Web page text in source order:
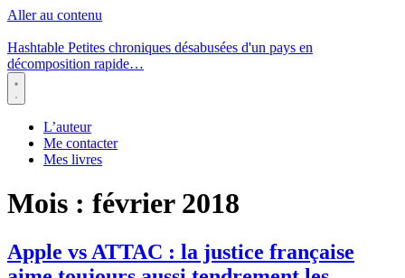
Aller au contenu
Hashtable Petites chroniques désabusées d'un pays en
décomposition rapide…
Menu
L’auteur
Me contacter
Mes livres
Mois : février 2018
Apple vs ATTAC : la justice française